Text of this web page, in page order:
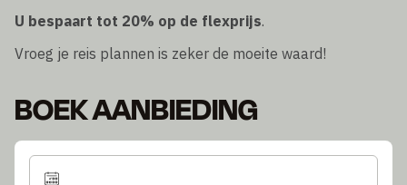
U bespaart tot 20% op de flexprijs.
Vroeg je reis plannen is zeker de moeite waard!
BOEK AANBIEDING